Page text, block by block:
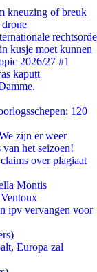
kneuzing of breuk
rechtsorde
kusje moet kunnen
2026/27 #1
kaputt
120
zijn er weer
het seizoen!
over plagiaat
Montis
ipv vervangen voor
Europa zal